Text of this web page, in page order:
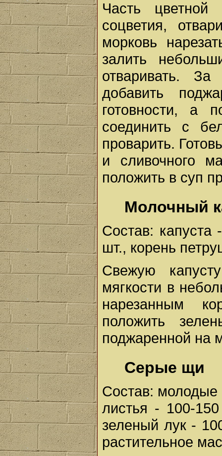
Часть цветной
соцветия,
морковь
залить
отваривать.
добавить
готовности, а
соединить с
проварить.
и сливочного
положить в суп
Молочный
Состав:
шт., корень
Свежую
мягкости в
нарезанным
положить
поджаренной на
Серые щи
Состав: молодые
листья - 100-
зеленый лук -
растительное